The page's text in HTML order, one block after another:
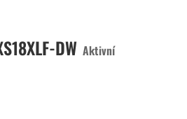
DW Aktivní